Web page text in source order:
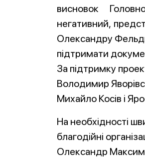
висновок
негативний,
Олександру
підтримати
За підтримку
Володимир
Михайло Косів і
На необхідності
благодійні
Олександр